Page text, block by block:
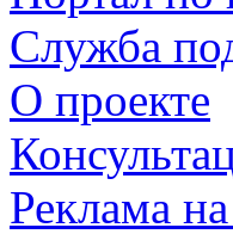
Служба
О проекте
Реклама